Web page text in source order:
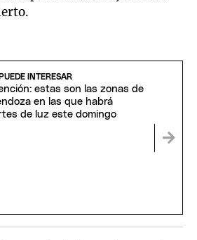
INTERESAR
estas son las zonas de
en las que habrá
de luz este domingo